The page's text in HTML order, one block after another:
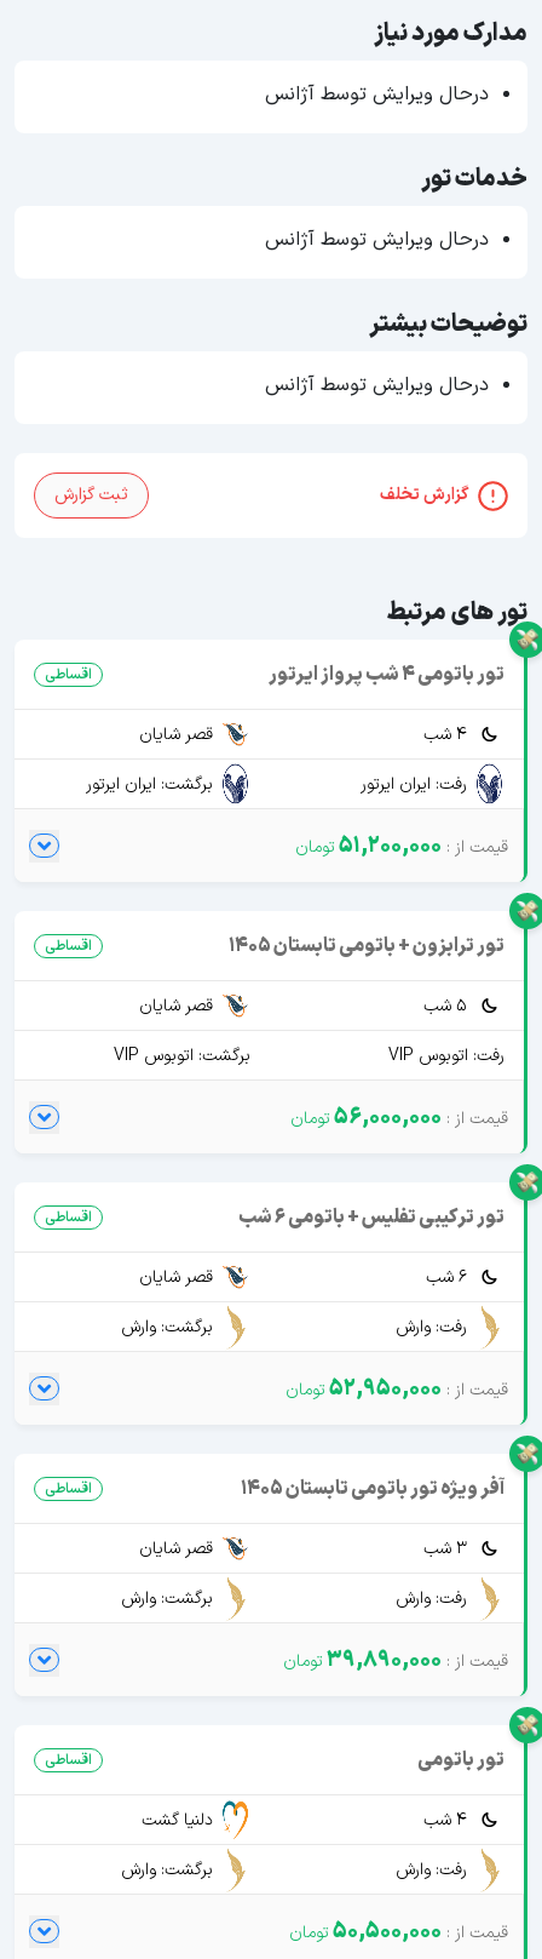
مدارک مورد نیاز
درحال ویرایش توسط آژانس
خدمات تور
درحال ویرایش توسط آژانس
توضیحات بیشتر
درحال ویرایش توسط آژانس
گزارش تخلف ثبت گزارش
تور های مرتبط
تور باتومی 4 شب پرواز ایرتور اقساطی
4 شب
قصر شایان
رفت: ایران ایرتور
برگشت: ایران ایرتور
51,200,000
تور ترابزون + باتومی تابستان 1405 اقساطی
5 شب
قصر شایان
رفت: اتوبوس VIP
برگشت: اتوبوس VIP
56,000,000
تور ترکیبی تفلیس + باتومی 6 شب اقساطی
6 شب
قصر شایان
رفت: وارش
برگشت: وارش
52,950,000
آفر ویژه تور باتومی تابستان 1405 اقساطی
3 شب
قصر شایان
رفت: وارش
برگشت: وارش
39,890,000
تور باتومی اقساطی
4 شب
دلنیا گشت
رفت: وارش
برگشت: وارش
50,500,000